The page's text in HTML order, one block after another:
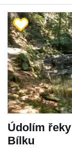
Údolím
Bílku